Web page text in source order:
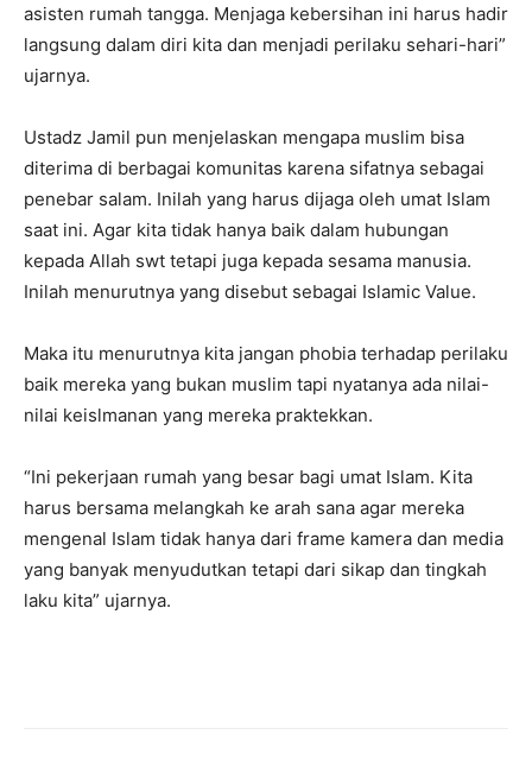
asisten rumah tangga. Menjaga kebersihan ini harus hadir
langsung dalam diri kita dan menjadi perilaku sehari-hari”
ujarnya.
Ustadz Jamil pun menjelaskan mengapa muslim bisa
diterima di berbagai komunitas karena sifatnya sebagai
penebar salam. Inilah yang harus dijaga oleh umat Islam
saat ini. Agar kita tidak hanya baik dalam hubungan
kepada Allah swt tetapi juga kepada sesama manusia.
Inilah menurutnya yang disebut sebagai Islamic Value.
Maka itu menurutnya kita jangan phobia terhadap perilaku
baik mereka yang bukan muslim tapi nyatanya ada nilai-
nilai keislmanan yang mereka praktekkan.
“Ini pekerjaan rumah yang besar bagi umat Islam. Kita
harus bersama melangkah ke arah sana agar mereka
mengenal Islam tidak hanya dari frame kamera dan media
yang banyak menyudutkan tetapi dari sikap dan tingkah
laku kita” ujarnya.